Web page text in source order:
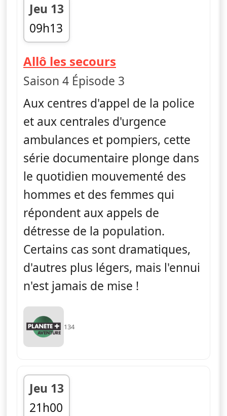
Jeu 13
09h13
fin 10h00
Allô les secours
Saison 4 Épisode 3
Aux centres d'appel de la police
et aux centrales d'urgence
ambulances et pompiers, cette
série documentaire plonge dans
le quotidien mouvementé des
hommes et des femmes qui
répondent aux appels de
détresse de la population.
Certains cas sont dramatiques,
d'autres plus légers, mais l'ennui
n'est jamais de mise !
134
Jeu 13
21h00